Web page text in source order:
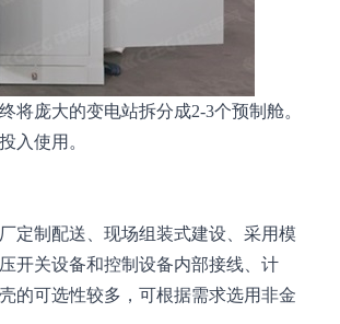
庞大的变电站拆分成2-3个预制舱。
入使用。
定制配送、现场组装式建设、采用模
开关设备和控制设备内部接线、计
的可选性较多，可根据需求选用非金